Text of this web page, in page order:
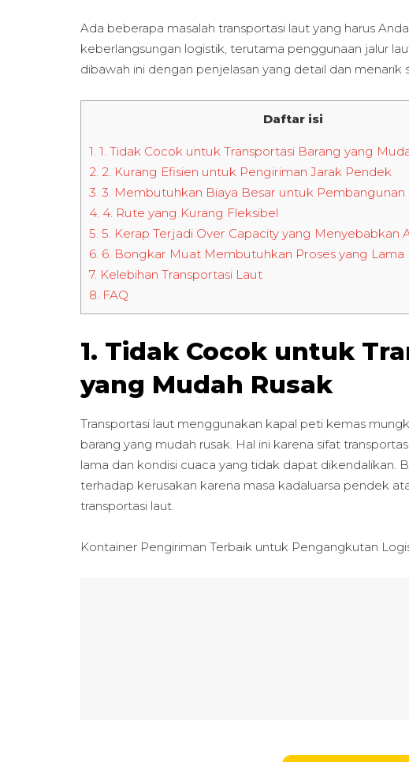
Ada beberapa masalah transportasi laut yang harus
keberlangsungan logistik, terutama penggunaan jalur
dibawah ini dengan penjelasan yang detail dan
Daftar isi
1. 1. Tidak Cocok untuk Transportasi Barang yang
2. 2. Kurang Efisien untuk Pengiriman Jarak Pendek
3. 3. Membutuhkan Biaya Besar untuk Pembangunan
4. 4. Rute yang Kurang Fleksibel
5. 5. Kerap Terjadi Over Capacity yang Menyebabkan
6. 6. Bongkar Muat Membutuhkan Proses yang Lama
7. Kelebihan Transportasi Laut
8. FAQ
1. Tidak Cocok untuk
yang Mudah Rusak
Transportasi laut menggunakan kapal peti kemas
barang yang mudah rusak. Hal ini karena sifat
lama dan kondisi cuaca yang tidak dapat dikendalikan.
terhadap kerusakan karena masa kadaluarsa pendek
transportasi laut.
Kontainer Pengiriman Terbaik untuk Pengangkutan